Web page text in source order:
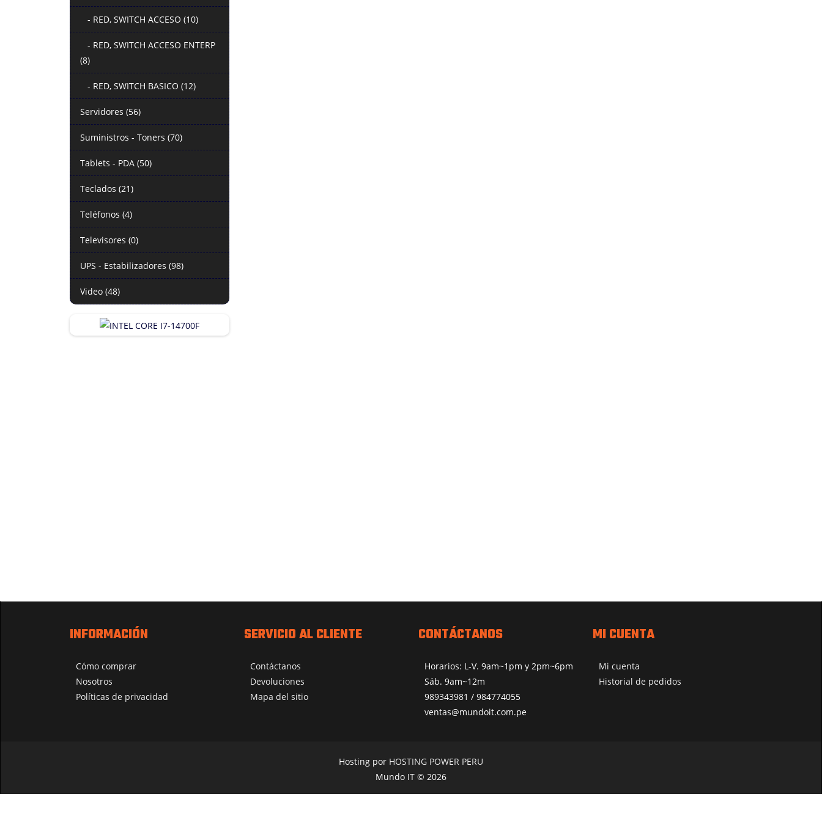
- RED, SWITCH ACCESO (10)
- RED, SWITCH ACCESO ENTERP
(8)
- RED, SWITCH BASICO (12)
Servidores (56)
Suministros - Toners (70)
Tablets - PDA (50)
Teclados (21)
Teléfonos (4)
Televisores (0)
UPS - Estabilizadores (98)
Video (48)
INFORMACIÓN
Cómo comprar
Nosotros
Políticas de privacidad
SERVICIO AL CLIENTE
Contáctanos
Devoluciones
Mapa del sitio
CONTÁCTANOS
Horarios: L-V. 9am~1pm y 2pm~6pm
Sáb. 9am~12m
989343981 / 984774055
ventas@mundoit.com.pe
MI CUENTA
Mi cuenta
Historial de pedidos
Hosting por HOSTING POWER PERU
Mundo IT © 2026